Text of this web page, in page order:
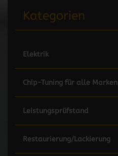
Kategorien
Elektrik
Chip-Tuning für alle Marken
Leistungsprüfstand
Restaurierung/Lackierung